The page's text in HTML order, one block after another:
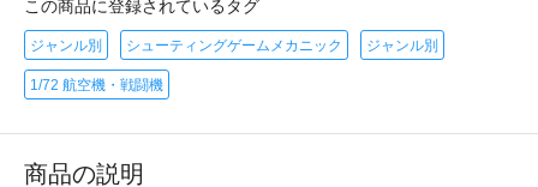
この商品に登録されているタグ
ジャンル別 シューティングゲームメカニック ジャンル別
1/72 航空機・戦闘機
商品の説明